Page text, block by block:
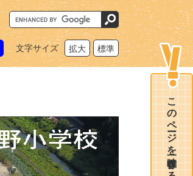
G
o
o
カ
文字サイズ 拡大 標準
このページを一時保存する